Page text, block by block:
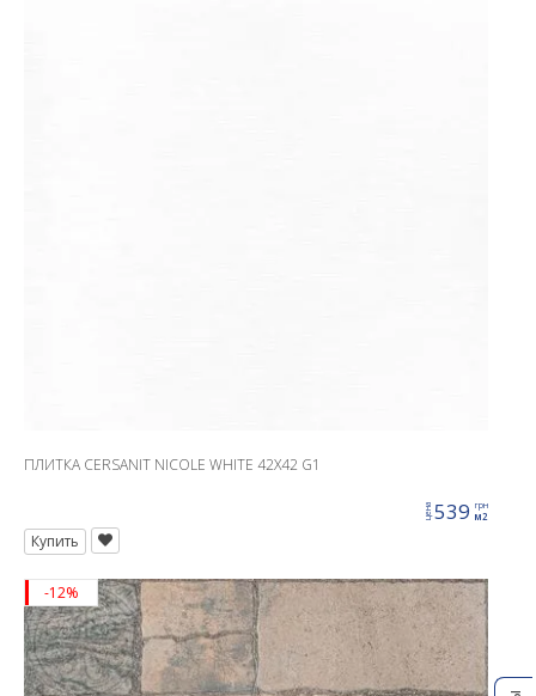
ПЛИТКА CERSANIT NICOLE WHITE 42X42 G1
цена539 грн
м2
Купить
-12%